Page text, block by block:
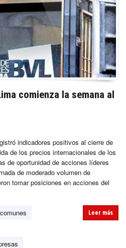
comienza la semana al
indicadores positivos al cierre de
de los precios internacionales de los
de oportunidad de acciones líderes
de moderado volumen de
tomar posiciones en acciones del
Leer más